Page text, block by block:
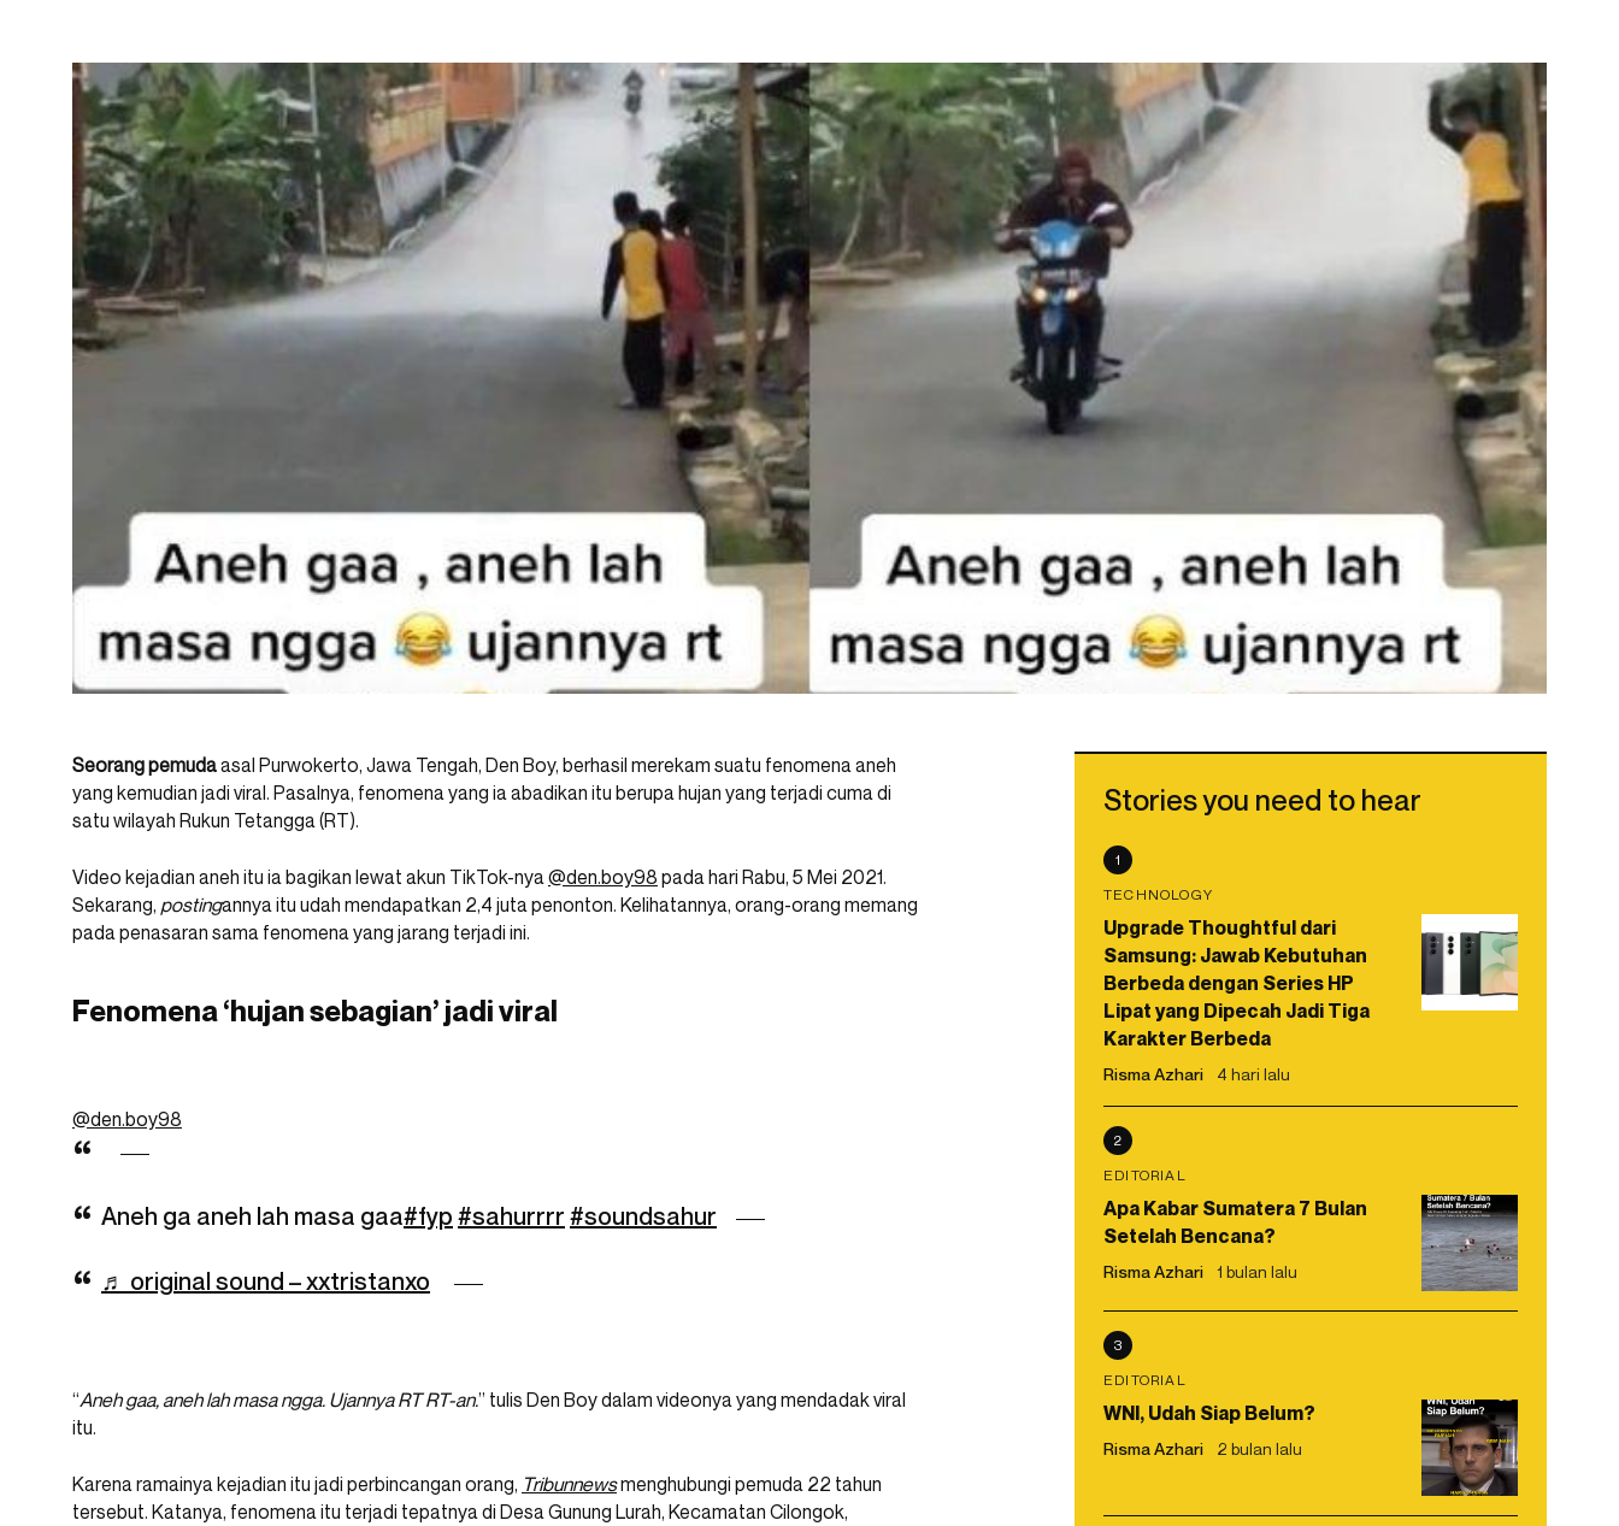
Seorang pemudaasal Purwokerto, Jawa Tengah, Den Boy, berhasil merekam suatu fenomena aneh
yang kemudian jadi viral. Pasalnya, fenomena yang ia abadikan itu berupa hujan yang terjadi cuma di
satu wilayah Rukun Tetangga (RT).
Video kejadian aneh itu ia bagikan lewat akun TikTok-nya@den.boy98 pada hari Rabu, 5 Mei 2021.
Sekarang, postingannya itu udah mendapatkan 2,4 juta penonton. Kelihatannya, orang-orang memang
pada penasaran sama fenomena yang jarang terjadi ini.
Fenomena ‘hujan sebagian’ jadi viral
@den.boy98
Aneh ga aneh lah masa gaa#fyp #sahurrrr #soundsahur
♬ original sound – xxtristanxo
“Aneh gaa, aneh lah masa ngga. Ujannya RT RT-an.” tulis Den Boy dalam videonya yang mendadak viral
itu.
Karena ramainya kejadian itu jadi perbincangan orang, Tribunnewsmenghubungi pemuda 22 tahun
tersebut. Katanya, fenomena itu terjadi tepatnya di Desa Gunung Lurah, Kecamatan Cilongok,
Stories you need to hear
1
TECHNOLOGY
Upgrade Thoughtful dari
Samsung: Jawab Kebutuhan
Berbeda dengan Series HP
Lipat yang Dipecah Jadi Tiga
Karakter Berbeda
Risma Azhari 4 hari lalu
2
EDITORIAL
Apa Kabar Sumatera 7 Bulan
Setelah Bencana?
Risma Azhari 1 bulan lalu
3
EDITORIAL
WNI, Udah Siap Belum?
Risma Azhari 2 bulan lalu